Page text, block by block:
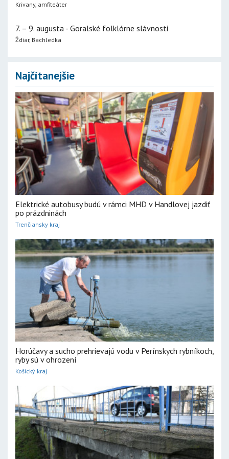
Krivany, amfiteáter
7. – 9. augusta - Goralské folklórne slávnosti
Ždiar, Bachledka
Najčítanejšie
Elektrické autobusy budú v rámci MHD v Handlovej jazdiť
po prázdninách
Trenčiansky kraj
Horúčavy a sucho prehrievajú vodu v Perínskych rybníkoch,
ryby sú v ohrození
Košický kraj